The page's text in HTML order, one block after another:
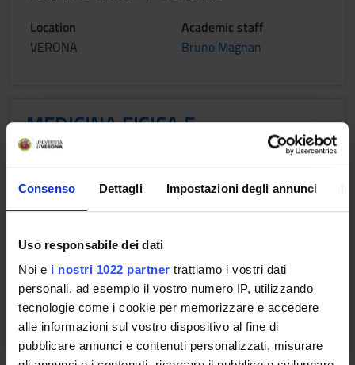
Consenso Dettagli Impostazioni degli annunci
Uso responsabile dei dati
Noi e i nostri 1022 partner trattiamo i vostri dati
personali, ad esempio il vostro numero IP, utilizzando
tecnologie come i cookie per memorizzare e accedere
alle informazioni sul vostro dispositivo al fine di
pubblicare annunci e contenuti personalizzati, misurare
Location
VERONA
Academic staff
Bruno Magnan
MEDICINA FISICA E
RIABILITAZIONE DELL'APPARATO
LOCOMOTORE
Credits
2
Period
FISIO VR 2^ ANNO - 1^ SEMESTRE
Location
VERONA
Academic staff
Marialuisa Gandolfi